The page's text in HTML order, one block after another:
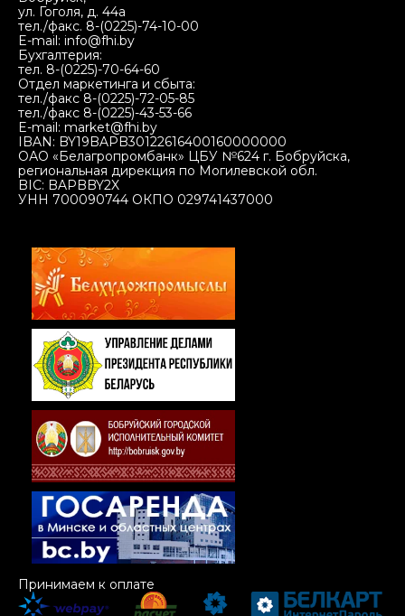
ул. Гоголя, д. 44а
тел./факс. 8-(0225)-74-10-00
E-mail: info@fhi.by
Бухгалтерия:
тел. 8-(0225)-70-64-60
Отдел маркетинга и сбыта:
тел./факс 8-(0225)-72-05-85
тел./факс 8-(0225)-43-53-66
E-mail: market@fhi.by
IBAN: BY19BAPB30122616400160000000
ОАО «Белагропромбанк» ЦБУ №624 г. Бобруйска,
региональная дирекция по Могилевской обл.
BIC: BAPBBY2X
УНН 700090744 ОКПО 029741437000
Принимаем к оплате